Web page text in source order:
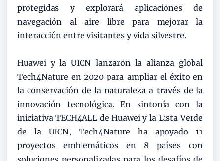
protegidas y explorará aplicaciones de
navegación al aire libre para mejorar la
interacción entre visitantes y vida silvestre.
Huawei y la UICN lanzaron la alianza global
Tech4Nature en 2020 para ampliar el éxito en
la conservación de la naturaleza a través de la
innovación tecnológica. En sintonía con la
iniciativa TECH4ALL de Huawei y la Lista Verde
de la UICN, Tech4Nature ha apoyado 11
proyectos emblemáticos en 8 países con